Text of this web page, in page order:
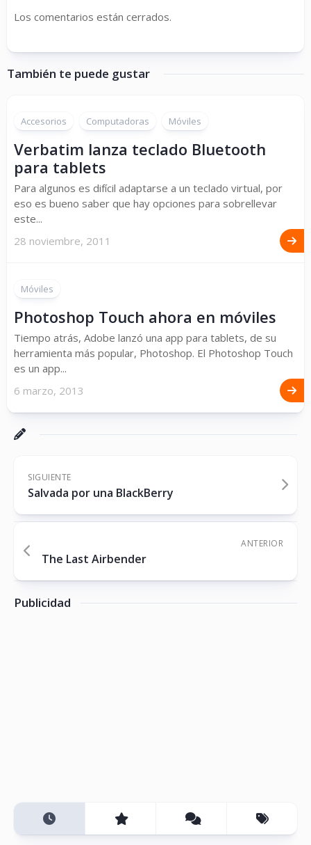
Los comentarios están cerrados.
También te puede gustar
Accesorios Computadoras Móviles
Verbatim lanza teclado Bluetooth
para tablets
Para algunos es difícil adaptarse a un teclado virtual, por
eso es bueno saber que hay opciones para sobrellevar
este...
28 noviembre, 2011
Móviles
Photoshop Touch ahora en móviles
Tiempo atrás, Adobe lanzó una app para tablets, de su
herramienta más popular, Photoshop. El Photoshop Touch
es un app...
6 marzo, 2013
SIGUIENTE
Salvada por una BlackBerry
ANTERIOR
The Last Airbender
Publicidad